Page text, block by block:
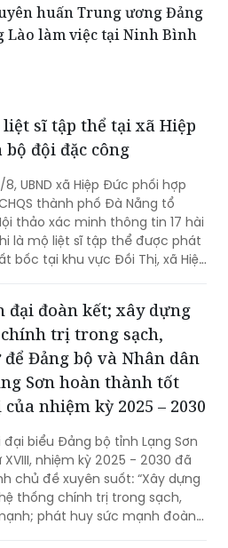
về trật tự an toàn giao
vận tải ở Huế
huấn Trung ương Đảng
Lào làm việc tại Ninh Bình
sĩ tập thể tại xã Hiệp
đội đặc công
8, UBND xã Hiệp Đức phối hợp
thành phố Đà Nẵng tổ
là mộ liệt sĩ tập thể được phát
bốc tại khu vực Đồi Thị, xã Hiệp
đại đoàn kết; xây dựng
trị trong sạch,
Đảng bộ và Nhân dân
Sơn hoàn thành tốt
nhiệm kỳ 2025 – 2030
biểu Đảng bộ tỉnh Lạng Sơn
nhiệm kỳ 2025 - 2030 đã